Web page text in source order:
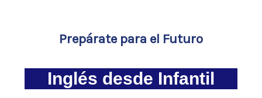
Prepárate para el Futuro
Inglés desde Infantil